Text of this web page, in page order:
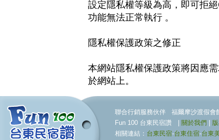
設定隱私權等級為高，即可拒
功能無法正常執行 。
隱私權保護政策之修正
本網站隱私權保護政策將因應
於網站上。
聯合行銷服務伙伴 福爾摩沙渡假
Fun 100 台東民宿讚 | 關於我們
相關連結： 台東民宿-台東住宿-台東